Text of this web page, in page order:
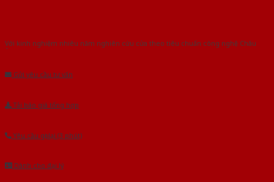
Với kinh nghiệm nhiêu năm nghiên cứu cửa theo tiêu chuẩn công nghệ Châu
Gửi yêu cầu tư vấn
Tải báo giá tổng hợp
Yêu cầu gọi lại (3 phút)
Dành cho đại lý